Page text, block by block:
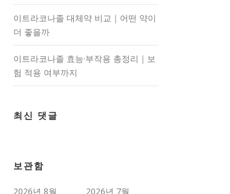
이트라코나졸 대체약 비교｜어떤 약이
더 좋을까
이트라코나졸 효능·부작용 총정리｜보
험 적용 여부까지
최신 댓글
보관함
2026년 8월
2026년 7월